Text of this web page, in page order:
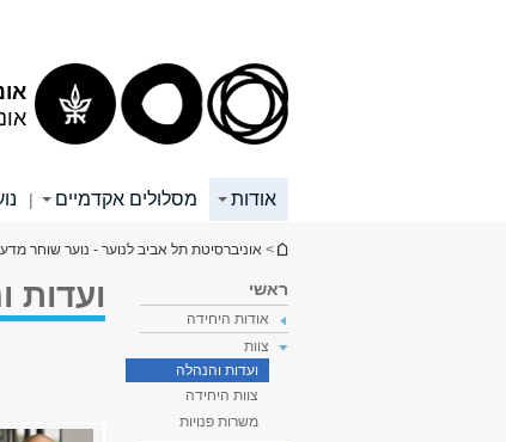
אודות מסלולים אקדמיים |
הינך נמצא כאן
> אוניברסיטת תל אביב לנוער - נוער שוחר מדע
ראשי
אודות היחידה
צוות
ועדות והנהלה
צוות היחידה
משרות פנויות
ועדות